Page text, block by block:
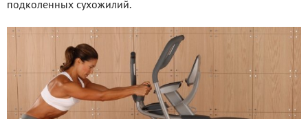
подколенных сухожилий.